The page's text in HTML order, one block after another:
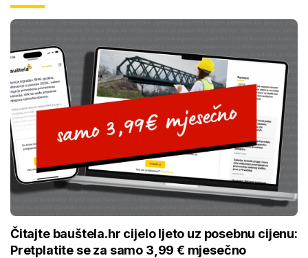
Čitajte bauštela.hr cijelo ljeto uz posebnu cijenu:
Pretplatite se za samo 3,99 € mjesečno